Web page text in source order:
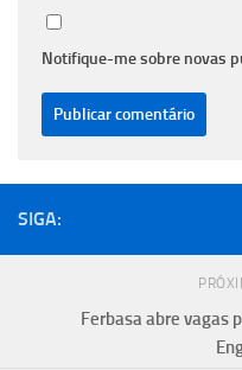
Notifique-me sobre novas
SIGA:
Ferbasa abre vagas